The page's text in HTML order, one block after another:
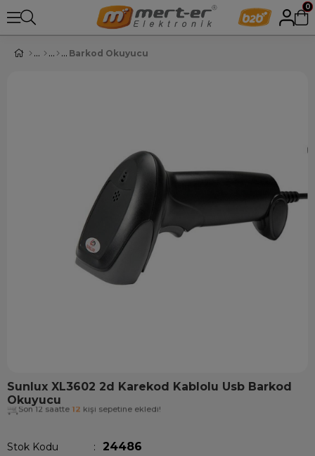
0
Barkod Okuyucu
Sunlux XL3602 2d Karekod Kablolu Usb Barkod
Okuyucu
Son 12 saatte 12 kişi sepetine ekledi!
Stok Kodu 24486